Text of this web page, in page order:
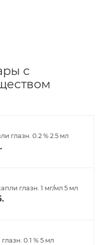
с
глазн. 0.2 % 2.5 мл
глазн. 1 мг/мл 5 мл
0.1 % 5 мл